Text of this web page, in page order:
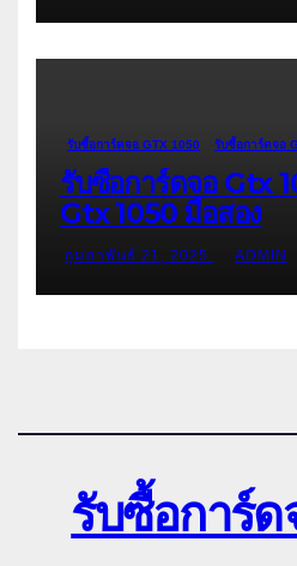
รับซื้อการ์ดจอ GTX 1050 รับซื้อการ์ดจอ
รับซื้อการ์ดจอ Gtx
Gtx 1050 มือสอง
กุมภาพันธ์ 21, 2025 ADMIN
รับซื้อการ์